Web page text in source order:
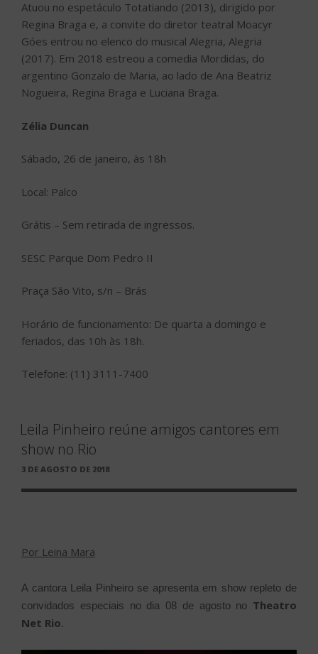
Atuou no espetáculo Totatiando (2013), dirigido por
Regina Braga e, a convite do diretor teatral Moacyr
Góes entrou no elenco do musical Alegria, Alegria
(2017). Em 2018 estreou a comedia Mordidas, do
argentino Gonzalo de Maria, ao lado de Ana Beatriz
Nogueira, Regina Braga e Luciana Braga.
Zélia Duncan
Sábado, 26 de janeiro, às 18h
Local: Palco
Grátis – Sem retirada de ingressos.
SESC Parque Dom Pedro II
Praça São Vito, s/n – Brás
Horário de funcionamento: De quarta a domingo e
feriados, das 10h às 18h.
Telefone: (11) 3111-7400
Leila Pinheiro reúne amigos cantores em
show no Rio
PUBLICADO
3 DE AGOSTO DE 2018
Por Leina Mara
A cantora Leila Pinheiro se apresenta em show repleto de
convidados especiais no dia 08 de agosto no Theatro
Net Rio.